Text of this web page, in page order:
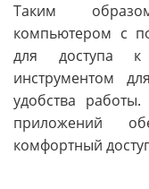
Таким
компьютером с
для доступа
инструментом
удобства
приложений
комфортный